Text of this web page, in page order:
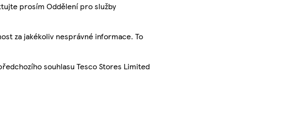
prosím Oddělení pro služby
za jakékoliv nesprávné informace. To
souhlasu Tesco Stores Limited